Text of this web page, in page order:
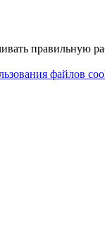
правильную
файлов